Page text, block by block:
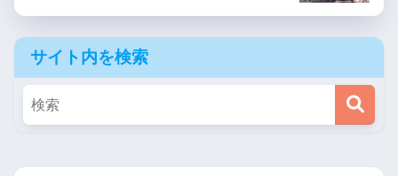
サイト内を検索